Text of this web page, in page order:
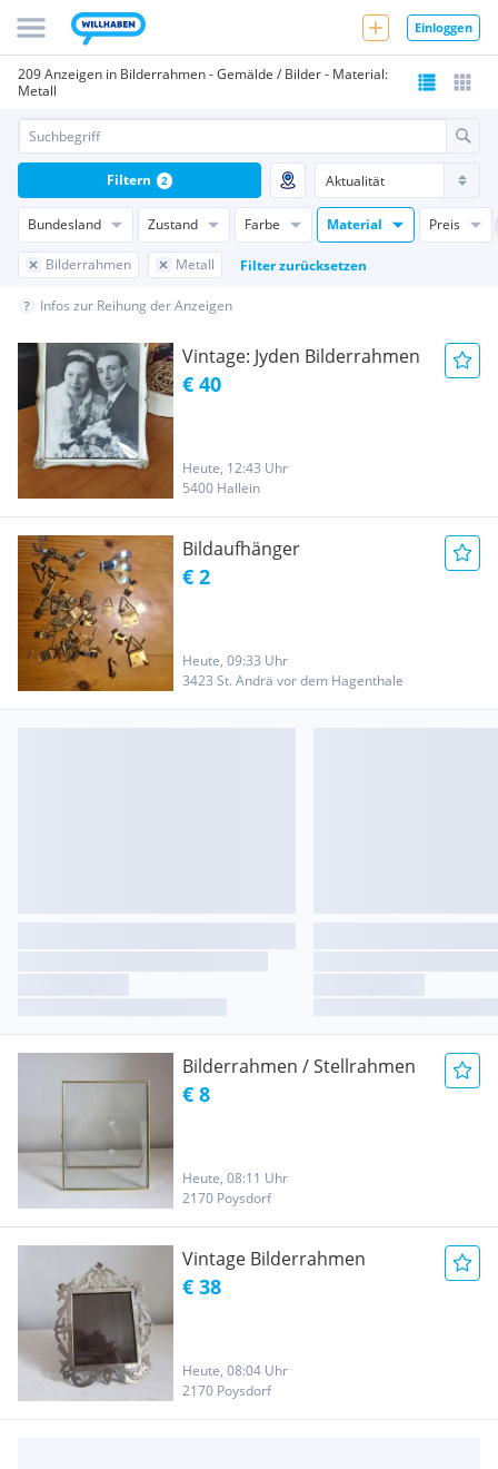
Einloggen
209 Anzeigen in Bilderrahmen - Gemälde / Bilder - Material:
Metall
Bundesland Zustand Farbe Material Preis
Bilderrahmen Metall Filter zurücksetzen
Filtern 2
Infos zur Reihung der Anzeigen
Vintage: Jyden Bilderrahmen
€ 40
Heute, 12:43 Uhr
5400 Hallein
Bildaufhänger
€ 2
Heute, 09:33 Uhr
3423 St. Andrä vor dem Hagenthale
Bilderrahmen / Stellrahmen
€ 8
Heute, 08:11 Uhr
2170 Poysdorf
Vintage Bilderrahmen
€ 38
Heute, 08:04 Uhr
2170 Poysdorf